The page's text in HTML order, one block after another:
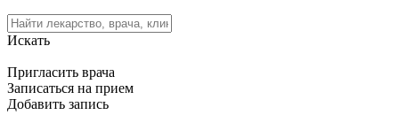
Искать
Пригласить врача
Записаться на прием
Добавить запись